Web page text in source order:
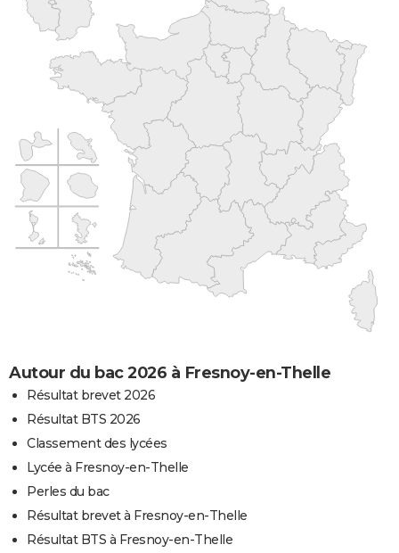
Autour du bac 2026 à Fresnoy-en-Thelle
Résultat brevet 2026
Résultat BTS 2026
Classement des lycées
Lycée à Fresnoy-en-Thelle
Perles du bac
Résultat brevet à Fresnoy-en-Thelle
Résultat BTS à Fresnoy-en-Thelle